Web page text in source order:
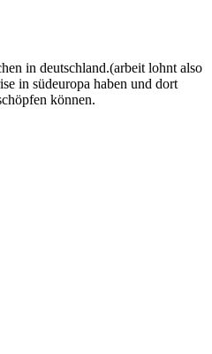
in deutschland.(arbeit lohnt also
in südeuropa haben und dort
können.